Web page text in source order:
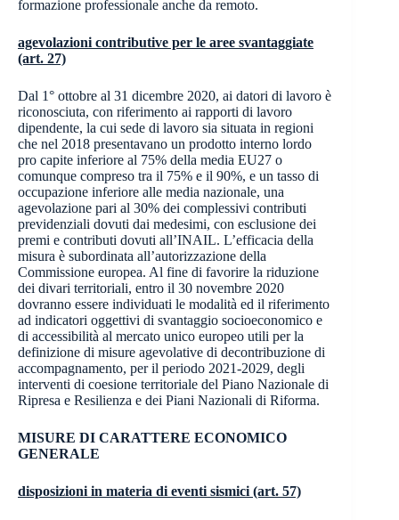
formazione professionale anche da remoto.
agevolazioni contributive per le aree svantaggiate
(art. 27)
Dal 1° ottobre al 31 dicembre 2020, ai datori di lavoro è
riconosciuta, con riferimento ai rapporti di lavoro
dipendente, la cui sede di lavoro sia situata in regioni
che nel 2018 presentavano un prodotto interno lordo
pro capite inferiore al 75% della media EU27 o
comunque compreso tra il 75% e il 90%, e un tasso di
occupazione inferiore alle media nazionale, una
agevolazione pari al 30% dei complessivi contributi
previdenziali dovuti dai medesimi, con esclusione dei
premi e contributi dovuti all’INAIL. L’efficacia della
misura è subordinata all’autorizzazione della
Commissione europea. Al fine di favorire la riduzione
dei divari territoriali, entro il 30 novembre 2020
dovranno essere individuati le modalità ed il riferimento
ad indicatori oggettivi di svantaggio socioeconomico e
di accessibilità al mercato unico europeo utili per la
definizione di misure agevolative di decontribuzione di
accompagnamento, per il periodo 2021-2029, degli
interventi di coesione territoriale del Piano Nazionale di
Ripresa e Resilienza e dei Piani Nazionali di Riforma.
MISURE DI CARATTERE ECONOMICO
GENERALE
disposizioni in materia di eventi sismici (art. 57)